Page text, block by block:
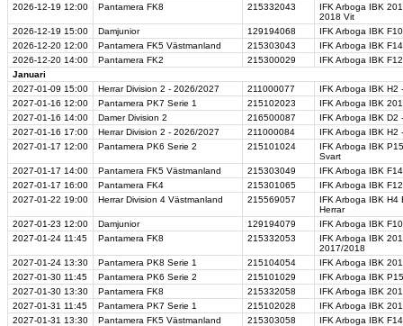
2026-12-19 12:00 Pantamera FK8 215332043
IFK Arboga IBK
2018 Vit
2026-12-19 15:00 Damjunior 129194068
IFK Arboga IBK
2026-12-20 12:00 Pantamera FK5 Västmanland 215303043
IFK Arboga IBK
2026-12-20 14:00 Pantamera FK2 215300029
IFK Arboga IBK
Januari
2027-01-09 15:00 Herrar Division 2 - 2026/2027 211000077
IFK Arboga IBK H2
2027-01-16 12:00 Pantamera PK7 Serie 1 215102023
IFK Arboga IBK
2027-01-16 14:00 Damer Division 2 216500087
IFK Arboga IBK D2
2027-01-16 17:00 Herrar Division 2 - 2026/2027 211000084
IFK Arboga IBK H2
2027-01-17 12:00 Pantamera PK6 Serie 2 215101024
IFK Arboga IBK
Svart
2027-01-17 14:00 Pantamera FK5 Västmanland 215303049
IFK Arboga IBK
2027-01-17 16:00 Pantamera FK4 215301065
IFK Arboga IBK
2027-01-22 19:00 Herrar Division 4 Västmanland 215569057
IFK Arboga IBK H4
Herrar
2027-01-23 12:00 Damjunior 129194079
IFK Arboga IBK
2027-01-24 11:45 Pantamera FK8 215332053
IFK Arboga IBK
2017/2018
2027-01-24 13:30 Pantamera PK8 Serie 1 215104054
IFK Arboga IBK
2027-01-30 11:45 Pantamera PK6 Serie 2 215101029
IFK Arboga IBK
2027-01-30 13:30 Pantamera FK8 215332058
IFK Arboga IBK
2027-01-31 11:45 Pantamera PK7 Serie 1 215102028
IFK Arboga IBK
2027-01-31 13:30 Pantamera FK5 Västmanland 215303058
IFK Arboga IBK